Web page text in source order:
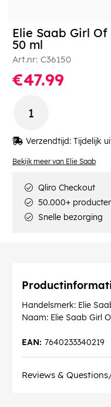
Bekijk meer van Elie Saab
Elie Saab Girl
50 ml
Art.nr: C36150
€47.99
Verzendtijd: Tijdelijk
Qliro Checkout
50.000+
Snelle bezorging
Handelsmerk: Elie
Naam: Elie Saab Girl
7640233340219
EAN:
Reviews &